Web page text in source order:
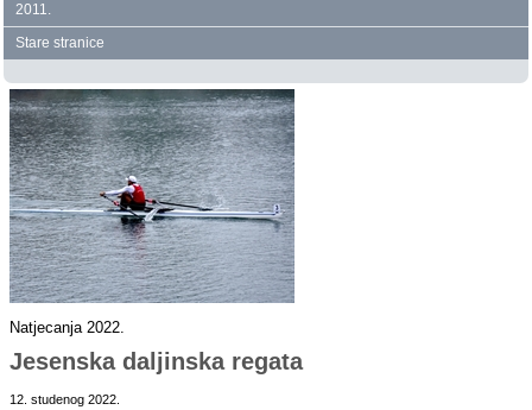
2011.
Stare stranice
Natjecanja 2022.
Jesenska daljinska regata
12. studenog 2022.